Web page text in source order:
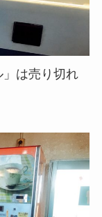
は売り切れ